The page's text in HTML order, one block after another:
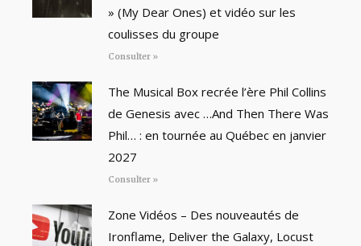
» (My Dear Ones) et vidéo sur les
coulisses du groupe
Consulter »
The Musical Box recrée l’ère Phil Collins
de Genesis avec …And Then There Was
Phil… : en tournée au Québec en janvier
2027
Consulter »
Zone Vidéos – Des nouveautés de
Ironflame, Deliver the Galaxy, Locust